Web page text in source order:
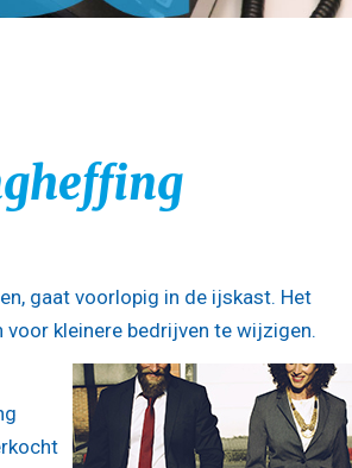
gaat voorlopig in de ijskast. Het
kleinere bedrijven te wijzigen.